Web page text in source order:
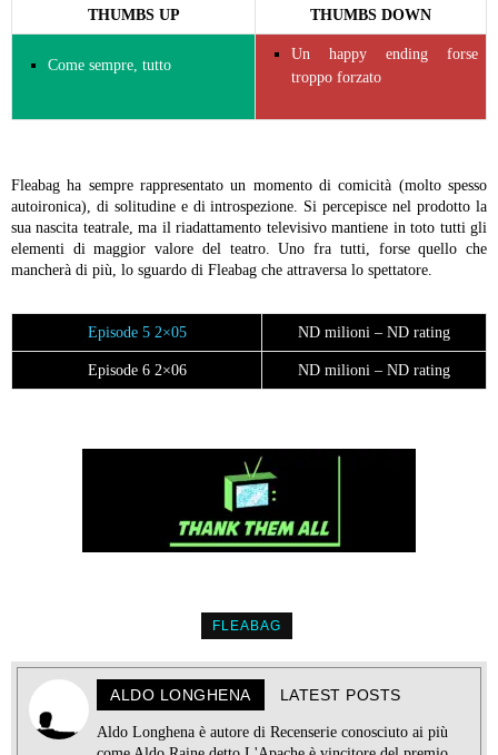
THUMBS UP THUMBS DOWN
Come sempre, tutto
Un happy ending forse
troppo forzato
Fleabag ha sempre rappresentato un momento di comicità (molto spesso
autoironica), di solitudine e di introspezione. Si percepisce nel prodotto la
sua nascita teatrale, ma il riadattamento televisivo mantiene in toto tutti gli
elementi di maggior valore del teatro. Uno fra tutti, forse quello che
mancherà di più, lo sguardo di Fleabag che attraversa lo spettatore.
Episode 5 2×05 ND milioni – ND rating
Episode 6 2×06 ND milioni – ND rating
FLEABAG
ALDO LONGHENA LATEST POSTS
Aldo Longhena è autore di Recenserie conosciuto ai più